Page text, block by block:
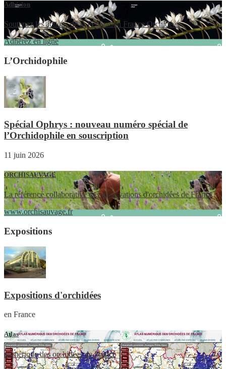
Adhésion
Soutenez les actions de la Fédération France Orchidées
Adhérez en ligne
L’Orchidophile
Spécial Ophrys : nouveau numéro spécial de
l’Orchidophile en souscription
11 juin 2026
ORCHISAUVAGE
La référence collaborative des observations d'orchidées de France
www.orchisauvage.fr
Expositions
Expositions d'orchidées
en France
Atlas
numérique des orchidées de France